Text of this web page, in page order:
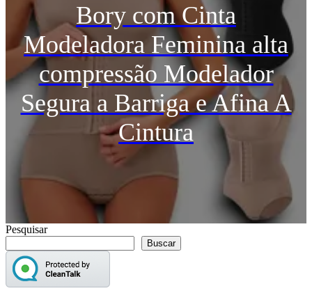
Bory com Cinta
Modeladora Feminina alta
compressão Modelador
Segura a Barriga e Afina A
Cintura
Pesquisar
Buscar